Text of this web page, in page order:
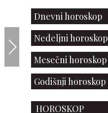
Dnevni horoskop
Nedeljni horoskop
Mesečni horoskop
Godišnji horoskop
HOROSKOP